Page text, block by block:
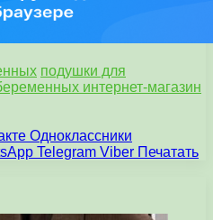
подушки для
интернет-магазин
Одноклассники
Telegram Viber Печатать